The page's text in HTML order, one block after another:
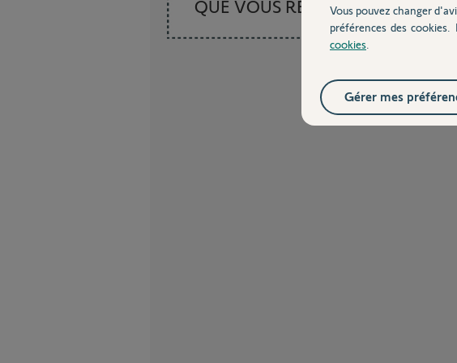
QUE VOUS RECHERCHEZ
Vous pouvez changer
préférences des
cookies
Gérer mes